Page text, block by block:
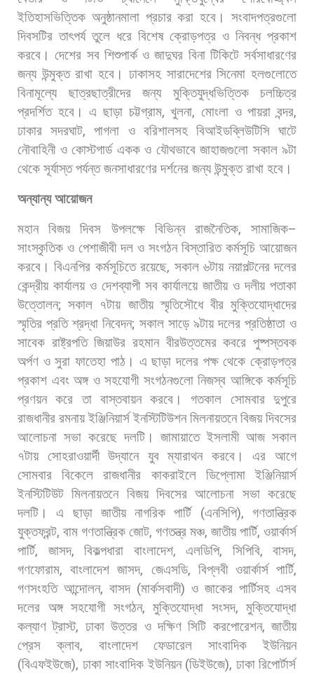
ইতিহাসভিত্তিক অনুষ্ঠানমালা প্রচার করা হবে।
সংবাদপত্রগুলো
দিবসটির তাৎপর্য তুলে ধরে বিশেষ ক্রোড়পত্র ও নিবন্ধ প্রকাশ
করবে। দেশের সব শিশুপার্ক ও জাদুঘর বিনা টিকিটে সর্বসাধারণের
জন্য উন্মুক্ত রাখা হবে। ঢাকাসহ সারাদেশের সিনেমা হলগুলোতে
বিনামূল্যে
ছাত্রছাত্রীদের জন্য মুক্তিযুদ্ধভিত্তিক
চলচ্চিত্র
প্রদর্শিত হবে। এ ছাড়া চট্টগ্রাম,খুলনা,মোংলা ও পায়রা বন্দর,
ঢাকার সদরঘাট,পাগলা ও বরিশালসহ বিআইডব্লিউটিসি ঘাটে
নৌবাহিনী ও কোস্টগার্ড একক ও যৌথভাবে জাহাজগুলো সকাল ৯টা
থেকে সূর্যাস্ত পর্যন্ত জনসাধারণের দর্শনের জন্য উন্মুক্ত রাখা হবে।
অন্যান্য আয়োজন
মহান বিজয় দিবস উপলক্ষে বিভিন্ন রাজনৈতিক,সামাজিক–
সাংস্কৃতিক ও পেশাজীবী দল ও সংগঠন বিস্তারিত কর্মসূচি আয়োজন
করবে। বিএনপির কর্মসূচিতে রয়েছে, সকাল ৬টায় নয়াপল্টনের দলের
কেন্দ্রীয় কার্যালয় ও দেশব্যাপী সব কার্যালয়ে জাতীয় ও দলীয় পতাকা
উত্তোলন;সকাল ৭টায় জাতীয় স্মৃতিসৌধে বীর মুক্তিযোদ্ধাদের
স্মৃতির প্রতি শ্রদ্ধা নিবেদন; সকাল সাড়ে ৯টায় দলের প্রতিষ্ঠাতা ও
সাবেক রাষ্ট্রপতি জিয়াউর রহমান বীরউত্তমের কবরে পুষ্পস্তবক
অর্পণ ও সুরা ফাতেহা পাঠ। এ ছাড়া দলের পক্ষ থেকে ক্রোড়পত্র
প্রকাশ এবং অঙ্গ ও সহযোগী সংগঠনগুলো নিজস্ব আঙ্গিকে কর্মসূচি
প্রণয়ন করে তা বাস্তবায়ন করবে। গতকাল সোমবার দুপুরে
রাজধানীর রমনায় ইঞ্জিনিয়ার্স ইনস্টিটিউশন মিলনায়তনে বিজয় দিবসের
আলোচনা সভা করেছে দলটি। জামায়াতে ইসলামী আজ সকাল
৭টায়
সোহরাওয়ার্দী উদ্যানে যুব ম্যারাথন করবে। এর
আগে
সোমবার
বিকেলে রাজধানীর কাকরাইলে ডিপ্লোমা
ইঞ্জিনিয়ার্স
ইনস্টিটিউট মিলনায়তনে বিজয় দিবসের আলোচনা সভা করেছে
দলটি। এ
ছাড়া জাতীয় নাগরিক পার্টি (এনসিপি), গণতান্ত্রিক
যুক্তফ্রন্ট, বাম গণতান্ত্রিক জোট, গণতন্ত্র মঞ্চ, জাতীয় পার্টি, ওয়ার্কার্স
পার্টি, জাসদ, বিকল্পধারা বাংলাদেশ, এলডিপি, সিপিবি, বাসদ,
গণফোরাম,বাংলাদেশ জাসদ, জেএসডি, বিপ্লবী ওয়ার্কার্স পার্টি,
গণসংহতি আন্দোলন, বাসদ (মার্কসবাদী) ও জাকের পার্টিসহ এসব
দলের অঙ্গ সহযোগী সংগঠন, মুক্তিযোদ্ধা সংসদ, মুক্তিযোদ্ধা
কল্যাণ ট্রাস্ট, ঢাকা উত্তর ও দক্ষিণ সিটি করপোরেশন, জাতীয়
প্রেস
ক্লাব, বাংলাদেশ ফেডারেল সাংবাদিক ইউনিয়ন
(বিএফইউজে), ঢাকা সাংবাদিক ইউনিয়ন(ডিইউজে), ঢাকা রিপোর্টার্স